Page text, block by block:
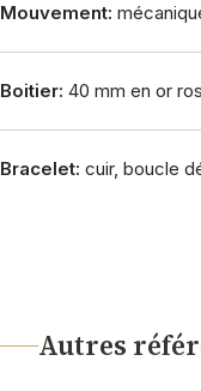
Mouvement:
Boitier: 40 mm en or
Bracelet: cuir, boucle
Autres